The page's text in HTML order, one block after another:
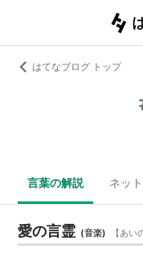
はてなブログ トップ
言葉の解説 ネッ
愛の言霊 (音楽) 【あい